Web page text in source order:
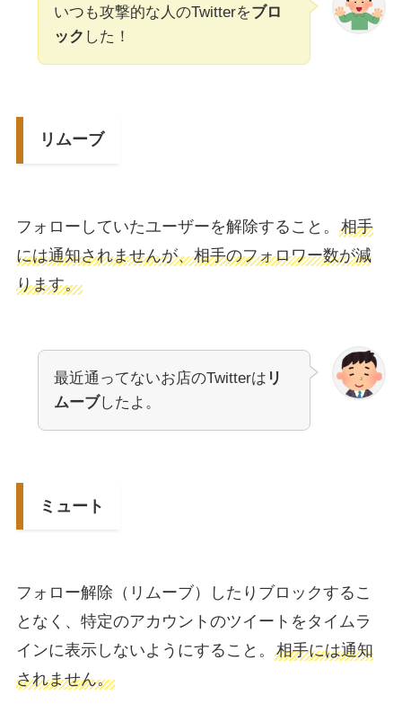
いつも攻撃的な人のTwitterをブロ
ック した！
リムーブ
フォローしていたユーザーを解除すること。 相手
には通知されませんが、相手のフォロワー数が減
ります。
最近通ってないお店のTwitterは リ
ムーブしたよ。
ミュート
フォロー解除（リムーブ）したりブロックするこ
となく、特定のアカウントのツイートをタイムラ
インに表示しないようにすること。 相手には通知
されません。